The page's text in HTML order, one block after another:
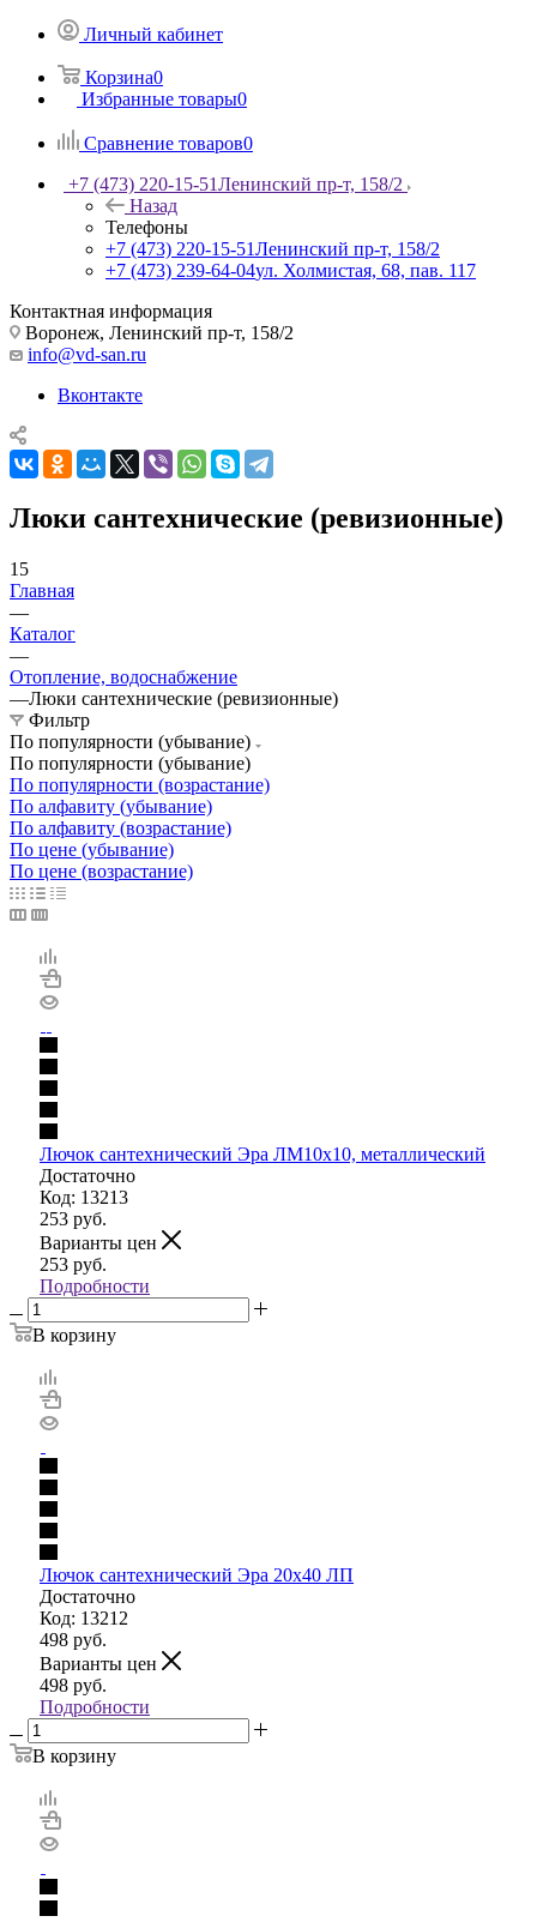
Личный кабинет
Корзина0
Избранные товары0
Сравнение товаров0
+7 (473) 220-15-51Ленинский пр-т, 158/2
Назад
Телефоны
+7 (473) 220-15-51Ленинский пр-т, 158/2
+7 (473) 239-64-04ул. Холмистая, 68, пав. 117
Контактная информация
Воронеж, Ленинский пр-т, 158/2
info@vd-san.ru
Вконтакте
Люки сантехнические (ревизионные)
15
Главная
—
Каталог
—
Отопление, водоснабжение
—Люки сантехнические (ревизионные)
Фильтр
По популярности (убывание)
По популярности (убывание)
По популярности (возрастание)
По алфавиту (убывание)
По алфавиту (возрастание)
По цене (убывание)
По цене (возрастание)
Лючок сантехнический Эра ЛМ10х10, металлический
Достаточно
Код: 13213
253 руб.
Варианты цен
253 руб.
Подробности
В корзину
Лючок сантехнический Эра 20х40 ЛП
Достаточно
Код: 13212
498 руб.
Варианты цен
498 руб.
Подробности
В корзину